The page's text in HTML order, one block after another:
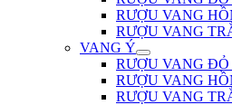
RƯỢU VANG
RƯỢU VANG
VANG Ý
RƯỢU VANG ĐỎ
RƯỢU VANG
RƯỢU VANG